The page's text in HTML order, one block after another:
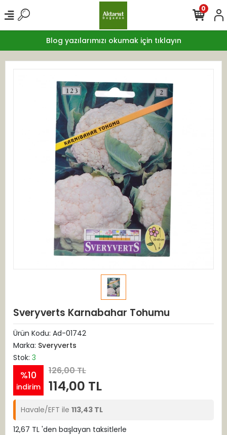
Blog yazılarımızı okumak için tıklayın
0
Sveryverts Karnabahar Tohumu
Ürün Kodu: Ad-01742
Marka: Sveryverts
Stok: 3
%10
indirim
126,00 TL
114,00 TL
Havale/EFT ile 113,43 TL
12,67 TL 'den başlayan taksitlerle